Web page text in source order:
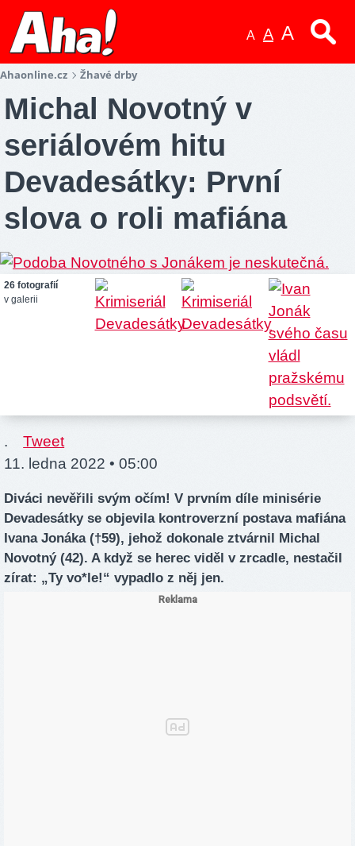
A A A
Ahaonline.cz Žhavé drby
Michal Novotný v
seriálovém hitu
Devadesátky: První
slova o roli mafiána
26 fotografií
v galerii
.
Tweet
11. ledna 2022 • 05:00
Diváci nevěřili svým očím! V prvním díle minisérie
Devadesátky se objevila kontroverzní postava mafiána
Ivana Jonáka (†59), jehož dokonale ztvárnil Michal
Novotný (42). A když se herec viděl v zrcadle, nestačil
zírat: „Ty vo*le!“ vypadlo z něj jen.